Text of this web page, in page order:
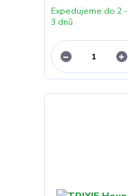
Expedujeme do 2 -
3 dnů